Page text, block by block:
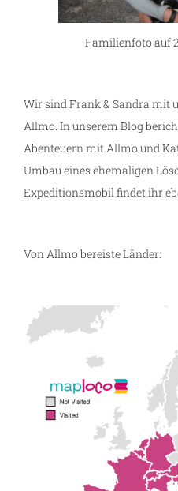
Familienfoto auf
Wir sind Frank & Sandra mit
Allmo. In unserem Blog
Abenteuern mit Allmo und
Umbau eines ehemaligen
Expeditionsmobil findet ihr
Von Allmo bereiste Länder: